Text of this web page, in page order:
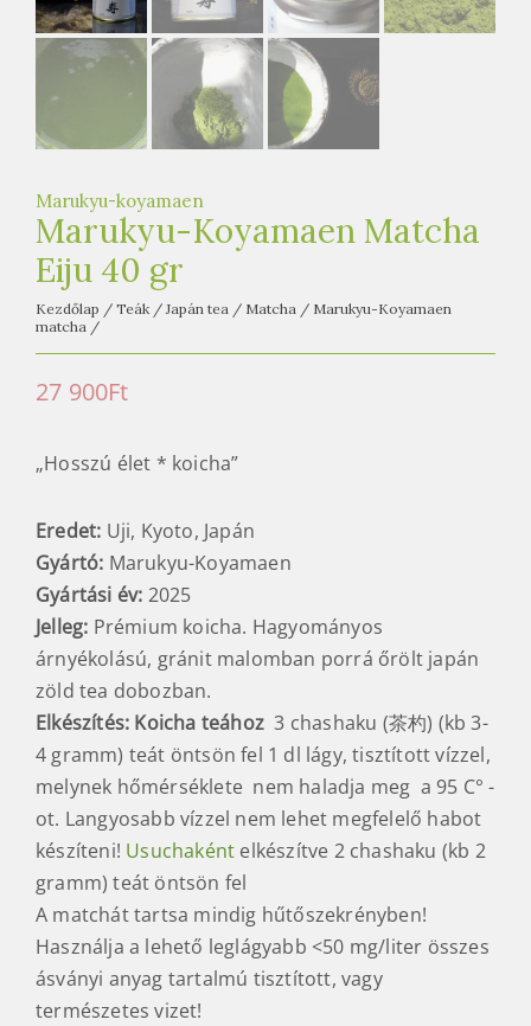
t
a
h
z
Marukyu-koyamaen
Marukyu-Koyamaen Matcha
Eiju 40 gr
Kezdőlap / Teák /Japán tea / Matcha / Marukyu-Koyamaen
matcha /
27 900Ft
„Hosszú élet * koicha”
Eredet: Uji, Kyoto, Japán
Gyártó: Marukyu-Koyamaen
Gyártási év: 2025
Jelleg: Prémium koicha. Hagyományos
árnyékolású, gránit malomban porrá őrölt japán
zöld tea dobozban.
Elkészítés: Koicha teához 3 chashaku (茶杓) (kb 3-
4 gramm) teát öntsön fel 1 dl lágy, tisztított vízzel,
melynek hőmérséklete nem haladja meg a 95 C° -
ot. Langyosabb vízzel nem lehet megfelelő habot
készíteni! Usuchaként elkészítve 2 chashaku (kb 2
gramm) teát öntsön fel
A matchát tartsa mindig hűtőszekrényben!
Használja a lehető leglágyabb <50 mg/liter összes
ásványi anyag tartalmú tisztított, vagy
természetes vizet!